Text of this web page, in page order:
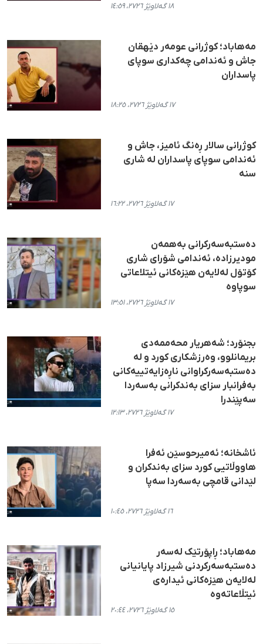
١٨ گەلاوێژ ٢٧٢٦، ١٤:٥٩
مەهاباد؛ کوژرانی عومەر دێهقان
جاش و ئەندامی چەکداری سوپای
پاسداران
١٧ گەلاوێژ ٢٧٢٦، ١٨:٢٥
کوژرانی سالار ڕەنگ ئامیز، جاش و
ئەندامی سوپای پاسداران لە شاری
سنە
١٧ گەلاوێژ ٢٧٢٦، ١٦:٢٢
دەستبەسەرکرانی بەهمەن
مودیرزادە، ئەندامی شۆرای شاری
کۆتۆل لەلایەن هێزەکانی ئیتلاعاتی
سوپاوە
١٧ گەلاوێژ ٢٧٢٦، ١٣:٥١
بجنۆرد؛ شەهریار محەممەدی
بریمانلوو، وەرزشکاری کورد و لە
دەستبەسەرکراوانی ناڕەزایەتییەکانی
بەفرانبار سزای بەندکرانی بەسەردا
سەپێندرا
١٧ گەلاوێژ ٢٧٢٦، ١٢:١٣
ئاشخانە؛ ئەمیرحوسێن ئەفرا
هاووڵاتیی کورد سزای بەندکران و
لێدانی قامچی بەسەردا سەپا
١٦ گەلاوێژ ٢٧٢٦، ١٠:٤٥
مەهاباد؛ ڕاپۆرتێک لەسەر
دەستبەسەرکردنی شیرزاد پایانیانی
لەلایەن هێزەکانی ئیدارەی
ئیتڵاعاتەوە
١٥ گەلاوێژ ٢٧٢٦، ٢٠:٤٤